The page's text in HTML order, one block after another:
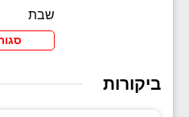
שבת
ביקורות